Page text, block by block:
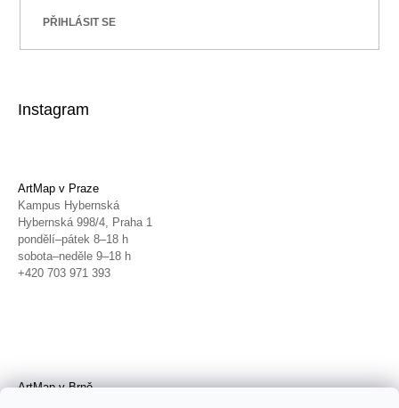
PŘIHLÁSIT SE
Instagram
ArtMap v Praze
Kampus Hybernská
Hybernská 998/4, Praha 1
pondělí–pátek 8–18 h
sobota–neděle 9–18 h
+420 703 971 393
ArtMap v Brně